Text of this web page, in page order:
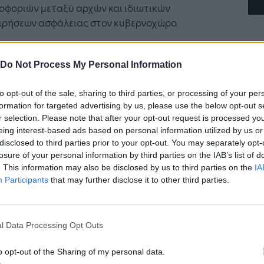
Do Not Process My Personal Information
opt-out of the sale, sharing to third parties, or processing of your
for targeted advertising by us, please use the below opt-out
selection. Please note that after your opt-out request is processed
interest-based ads based on personal information utilized by us
to third parties prior to your opt-out. You may separately
of your personal information by third parties on the IAB’s list of
This information may also be disclosed by us to third parties on the
Participants that may further disclose it to other third parties.
Data Processing Opt Outs
opt-out of the Sharing of my personal data.
μεταξύ αρχών και ιδιωτικών
ασφάλειας στον κυβερνοχώρο.
μια τέτοια μονάδα το 2019, για να
θέσει σε κίνδυνο τα θεσμικά όργανα, τους
τα υπουργεία και τις υπηρεσίες της ΕΕ
ευρωπαϊκές εταιρείες και οργανισμούς.
της Επιτροπής - επισήμως «σύσταση» προς
κυβερνήσεις - θα θέσει τον Οργανισμό για
στον κυβερνοχώρο της Ευρωπαϊκής
λειτουργία της μονάδας, πιθανότατα από νέα
στις Βρυξέλλες.